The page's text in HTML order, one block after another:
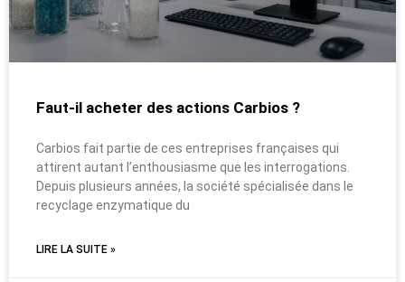
Faut-il acheter des actions Carbios ?
Carbios fait partie de ces entreprises françaises qui
attirent autant l’enthousiasme que les interrogations.
Depuis plusieurs années, la société spécialisée dans le
recyclage enzymatique du
LIRE LA SUITE »